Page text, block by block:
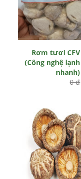
Rơm tươi CFV
(Công nghệ lạnh
nhanh)
0 đ